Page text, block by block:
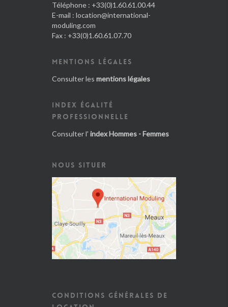
Téléphone : +33(0)1.60.61.00.44
E-mail : location@international-
moduling.com
Fax : +33(0)1.60.61.07.70
MENTIONS LÉGALES
Consulter les mentions légales
INDEX ÉGALITÉ
PROFESSIONNELLE
Consulter l' index Hommes - Femmes
NOUS SITUER
CONDITIONS GÉNÉRALES DE